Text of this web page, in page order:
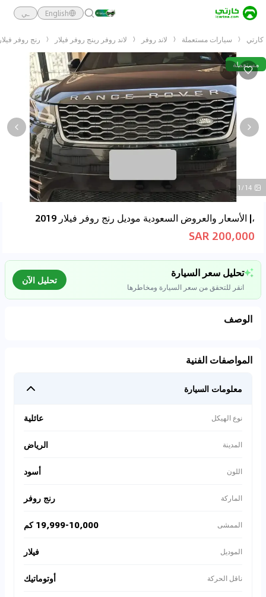
English ـي
كارتي سيارات مستعملة لاند روفر لاند روفر رينج روفر فيلار رنج روفر فيلار
مستعملة
1/14
،| الأسعار والعروض السعودية موديل رنج روفر فيلار 2019
200,000 SAR
تحليل سعر السيارة
انقر للتحقق من سعر السيارة ومخاطرها
تحليل الآن
الوصف
المواصفات الفنية
معلومات السيارة
نوع الهيكل عائلية
المدينة الرياض
اللون أسود
الماركة رنج روفر
الممشى 19,999-10,000 كم
الموديل فيلار
ناقل الحركة أوتوماتيك